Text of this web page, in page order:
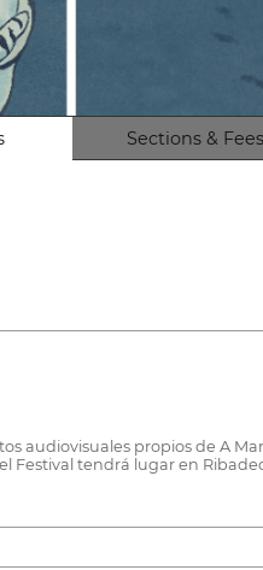
Sections & Fees
audiovisuales propios de A
Festival tendrá lugar en